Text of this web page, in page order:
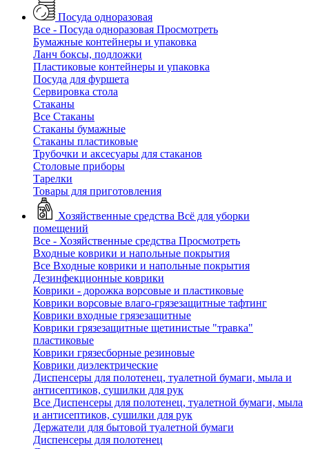
Посуда одноразовая
Все - Посуда одноразовая Просмотреть
Бумажные контейнеры и упаковка
Ланч боксы, подложки
Пластиковые контейнеры и упаковка
Посуда для фуршета
Сервировка стола
Стаканы
Все Стаканы
Стаканы бумажные
Стаканы пластиковые
Трубочки и аксесуары для стаканов
Столовые приборы
Тарелки
Товары для приготовления
Хозяйственные средства Всё для уборки
помещений
Все - Хозяйственные средства Просмотреть
Входные коврики и напольные покрытия
Все Входные коврики и напольные покрытия
Дезинфекционные коврики
Коврики - дорожка ворсовые и пластиковые
Коврики ворсовые влаго-грязезащитные тафтинг
Коврики входные грязезащитные
Коврики грязезащитные щетинистые "травка"
пластиковые
Коврики грязесборные резиновые
Коврики диэлектрические
Диспенсеры для полотенец, туалетной бумаги, мыла и
антисептиков, сушилки для рук
Все Диспенсеры для полотенец, туалетной бумаги, мыла
и антисептиков, сушилки для рук
Держатели для бытовой туалетной бумаги
Диспенсеры для полотенец